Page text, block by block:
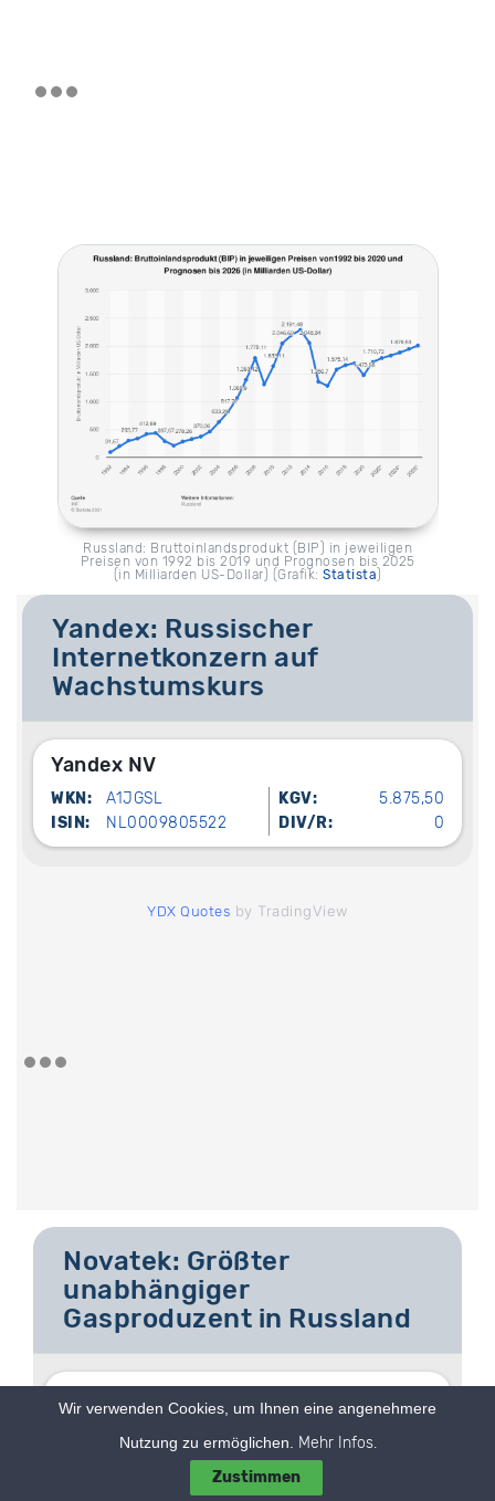
Russland: Bruttoinlandsprodukt (BIP) in jeweiligen
Preisen von 1992 bis 2019 und Prognosen bis 2025
(in Milliarden US-Dollar) (Grafik: Statista
Yandex: Russischer
Internetkonzern auf
Wachstumskurs
Yandex NV
WKN: A1JGSL KGV:
5.875,50
ISIN:
NL0009805522 DIV/R: 0
YDX Quotes by TradingView
Novatek: Größter
unabhängiger
Gasproduzent in Russland
Novatek DRC
US6698881090
Wir verwenden Cookies, um Ihnen eine angenehmere
Nutzung zu ermöglichen.
Mehr Infos.
Zustimmen